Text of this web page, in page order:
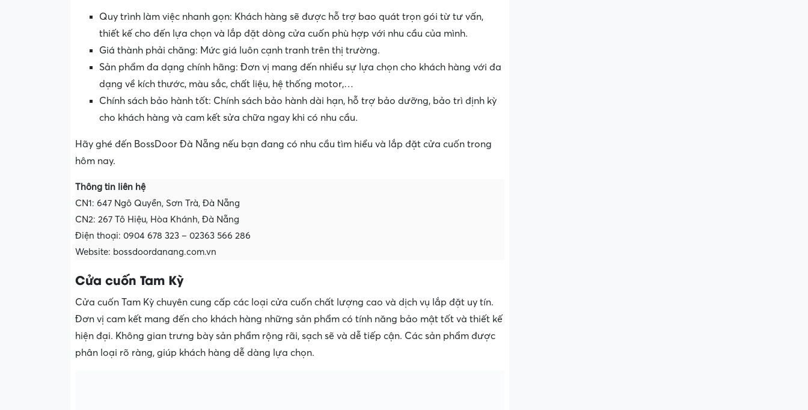
Quy trình làm việc nhanh gọn: Khách hàng sẽ được hỗ trợ bao quát trọn gói từ tư vấn,
thiết kế cho đến lựa chọn và lắp đặt dòng cửa cuốn phù hợp với nhu cầu của mình.
Giá thành phải chăng: Mức giá luôn cạnh tranh trên thị trường.
Sản phẩm đa dạng chính hãng: Đơn vị mang đến nhiều sự lựa chọn cho khách hàng với đa
dạng về kích thước, màu sắc, chất liệu, hệ thống motor,…
Chính sách bảo hành tốt: Chính sách bảo hành dài hạn, hỗ trợ bảo dưỡng, bảo trì định kỳ
cho khách hàng và cam kết sửa chữa ngay khi có nhu cầu.
Hãy ghé đến BossDoor Đà Nẵng nếu bạn đang có nhu cầu tìm hiểu và lắp đặt cửa cuốn trong
hôm nay.
Thông tin liên hệ
CN1: 647 Ngô Quyền, Sơn Trà, Đà Nẵng
CN2: 267 Tô Hiệu, Hòa Khánh, Đà Nẵng
Điện thoại: 0904 678 323 – 02363 566 286
Website: bossdoordanang.com.vn
Cửa cuốn Tam Kỳ
Cửa cuốn Tam Kỳ chuyên cung cấp các loại cửa cuốn chất lượng cao và dịch vụ lắp đặt uy tín.
Đơn vị cam kết mang đến cho khách hàng những sản phẩm có tính năng bảo mật tốt và thiết kế
hiện đại. Không gian trưng bày sản phẩm rộng rãi, sạch sẽ và dễ tiếp cận. Các sản phẩm được
phân loại rõ ràng, giúp khách hàng dễ dàng lựa chọn.